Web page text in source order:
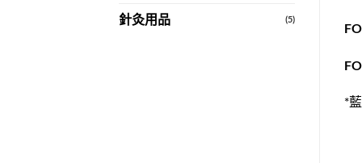
針灸用品 (5)
*